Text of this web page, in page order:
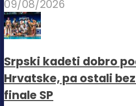
09/08/2026
Srpski kadeti dobro
Hrvatske, pa ostali
finale SP